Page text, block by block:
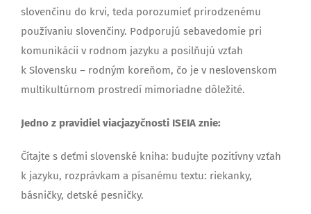
slovenčinu do krvi, teda porozumieť prirodzenému
používaniu slovenčiny. Podporujú sebavedomie pri
komunikácii v rodnom jazyku a posilňujú vzťah
k Slovensku – rodným koreňom, čo je v neslovenskom
multikultúrnom prostredí mimoriadne dôležité.
Jedno z pravidiel viacjazyčnosti ISEIA znie:
Čítajte s deťmi slovenské kniha: budujte pozitívny vzťah
k jazyku, rozprávkam a písanému textu: riekanky,
básničky, detské pesničky.